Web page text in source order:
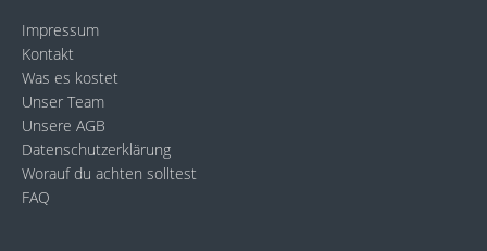
Impressum
Kontakt
Was es kostet
Unser Team
Unsere AGB
Datenschutzerklärung
Worauf du achten solltest
FAQ